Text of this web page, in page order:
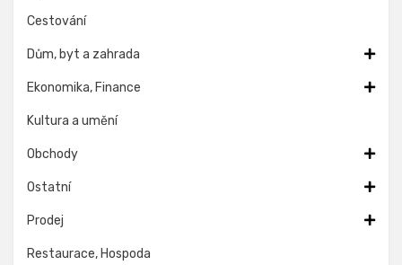
Cestování
Dům, byt a zahrada
Ekonomika, Finance
Kultura a umění
Obchody
Ostatní
Prodej
Restaurace, Hospoda